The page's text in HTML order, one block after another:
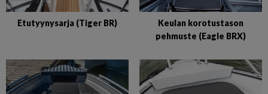
Etutyynysarja (Tiger BR)
Keulan korotustason
pehmuste (Eagle BRX)